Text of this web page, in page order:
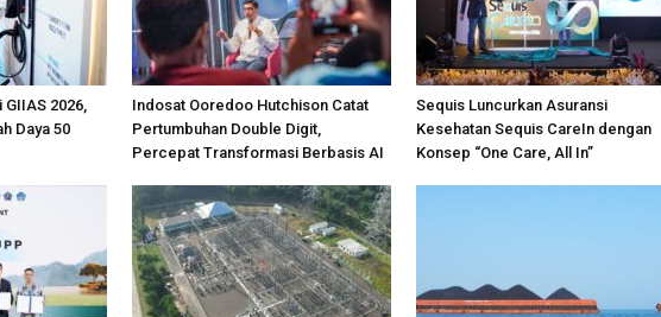
GIIAS 2026,
Daya 50
Indosat Ooredoo Hutchison Catat
Pertumbuhan Double Digit,
Percepat Transformasi Berbasis AI
Sequis Luncurkan Asuransi
Kesehatan Sequis CareIn dengan
Konsep “One Care, All In”